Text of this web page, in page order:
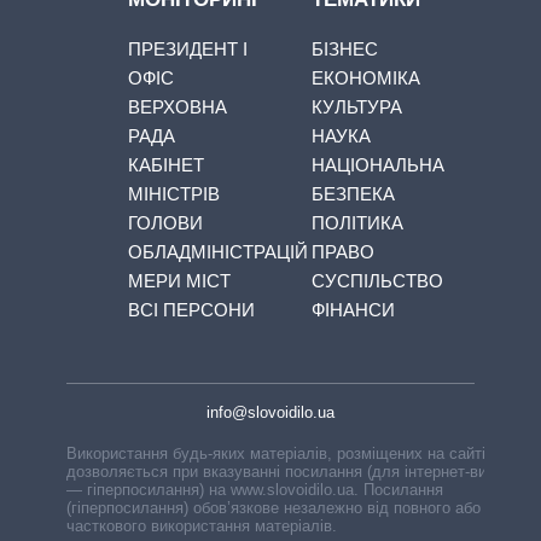
ПРЕЗИДЕНТ І
ОФІС
ВЕРХОВНА
РАДА
КАБІНЕТ
МІНІСТРІВ
ГОЛОВИ
ОБЛАДМІНІСТРАЦІЙ
МЕРИ МІСТ
ВСІ ПЕРСОНИ
БІЗНЕС
ЕКОНОМІКА
КУЛЬТУРА
НАУКА
НАЦІОНАЛЬНА
БЕЗПЕКА
ПОЛІТИКА
ПРАВО
СУСПІЛЬСТВО
ФІНАНСИ
info@slovoidilo.ua
Використання будь-яких матеріалів, розміщених на сайті,
дозволяється при вказуванні посилання (для інтернет-видань
— гіперпосилання) на www.slovoidilo.ua. Посилання
(гіперпосилання) обов’язкове незалежно від повного або
часткового використання матеріалів.